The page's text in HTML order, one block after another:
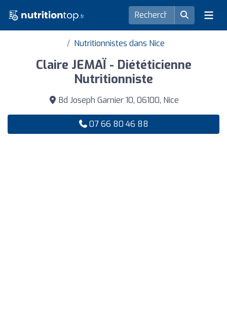
Nutritionnistes dans Nice
Claire JEMAÏ - Diététicienne
Nutritionniste
Bd Joseph Garnier 10, 06100, Nice
07 66 80 46 88